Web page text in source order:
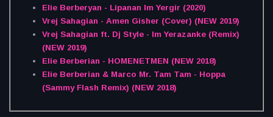
Elie Berberyan - Lipanan Im Yergir (2020)
Vrej Sahagian - Amen Gisher (Cover) (NEW 2019)
Vrej Sahagian ft. Dj Style - Im Yerazanke (Remix)
(NEW 2019)
Elie Berberian - HOMENETMEN (NEW 2018)
Elie Berberian & Marco Mr. Tam Tam - Hoppa
(Sammy Flash Remix) (NEW 2018)